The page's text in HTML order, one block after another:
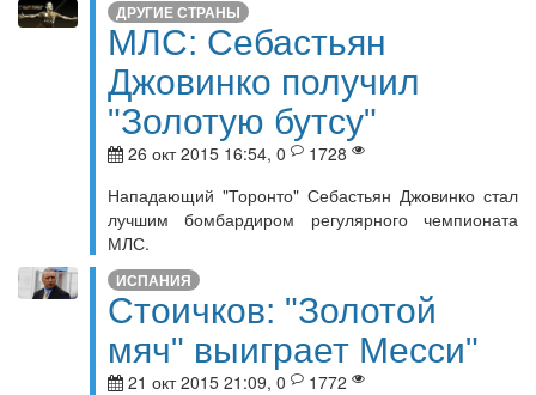
ДРУГИЕ СТРАНЫ
МЛС: Себастьян
Джовинко получил
"Золотую бутсу"
26 окт 2015 16:54, 0
1728
Нападающий "Торонто" Себастьян Джовинко стал
лучшим бомбардиром регулярного чемпионата
МЛС.
ИСПАНИЯ
Стоичков: "Золотой
мяч" выиграет Месси"
21 окт 2015 21:09, 0
1772